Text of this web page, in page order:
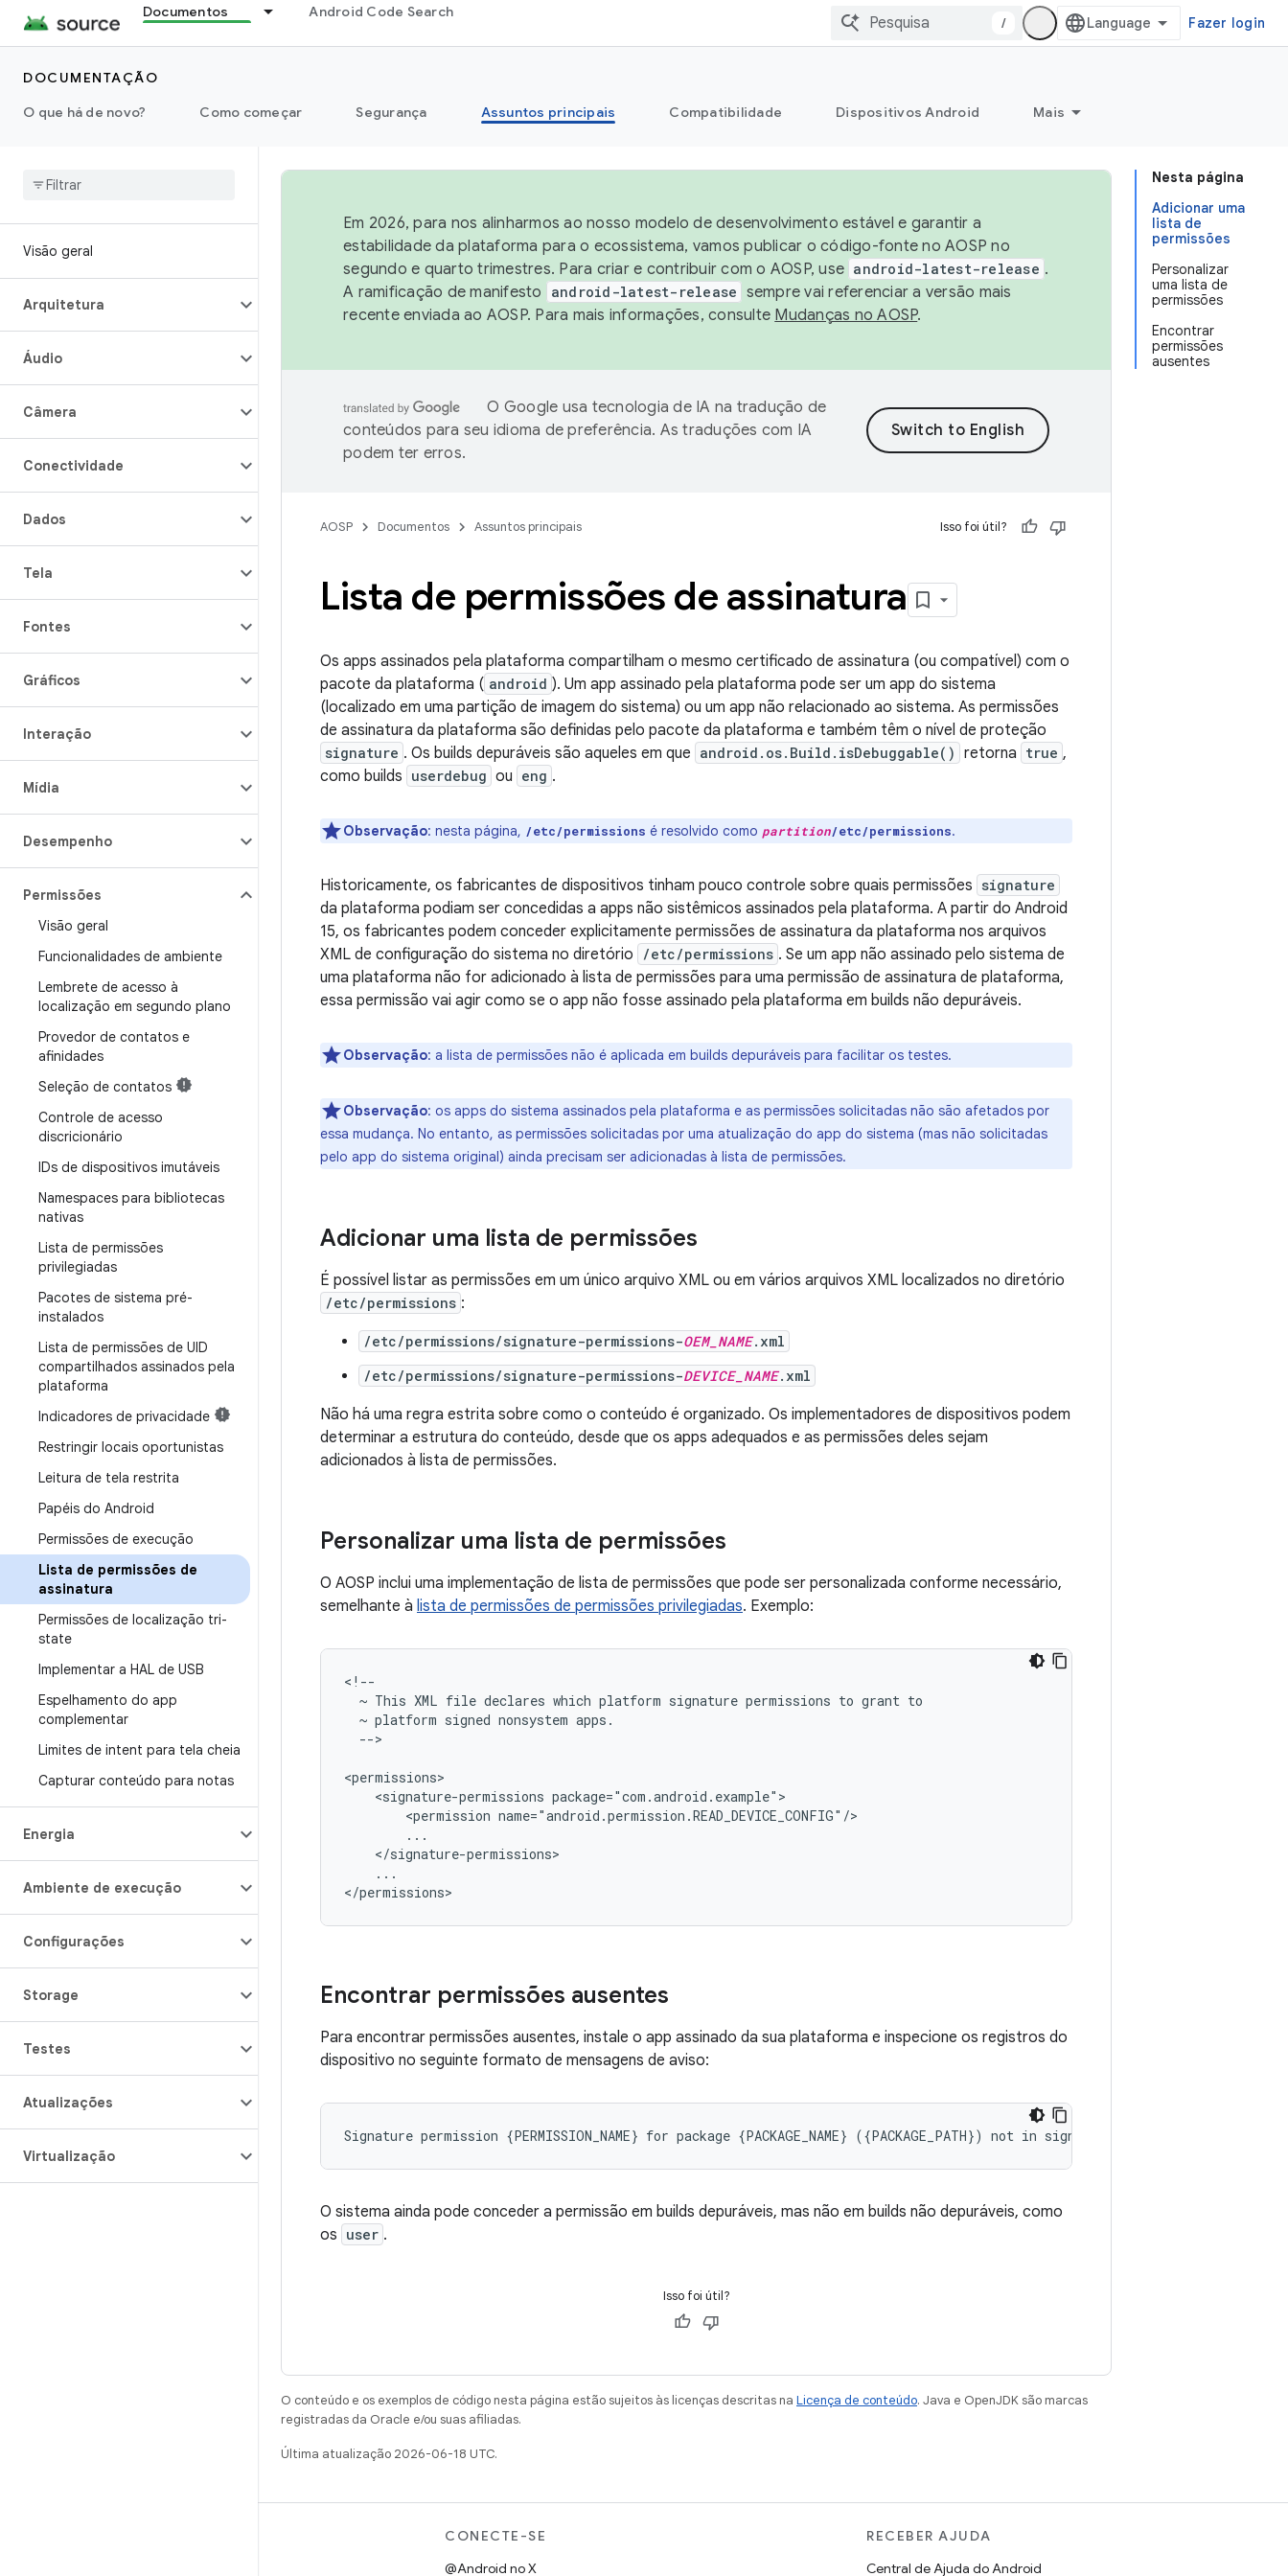
Documentos Android Code Search
/ Fazer login
DOCUMENTAÇÃO
O que há de novo?
Como começar Segurança Assuntos principais Compatibilidade Dispositivos Android Mais
Visão geral
Arquitetura
Áudio
Câmera
Conectividade
Dados
Tela
Fontes
Gráficos
Interação
Mídia
Desempenho
Permissões
Visão geral
Funcionalidades de ambiente
Lembrete de acesso à
localização em segundo plano
Provedor de contatos e
afinidades
Seleção de contatos
Controle de acesso
discricionário
IDs de dispositivos imutáveis
Namespaces para bibliotecas
nativas
Lista de permissões
privilegiadas
Pacotes de sistema pré-
instalados
Lista de permissões de UID
compartilhados assinados pela
plataforma
Indicadores de privacidade
Restringir locais oportunistas
Leitura de tela restrita
Papéis do Android
Permissões de execução
Lista de permissões de
assinatura
Permissões de localização tri-
state
Implementar a HAL de USB
Espelhamento do app
complementar
Limites de intent para tela cheia
Capturar conteúdo para notas
Energia
Ambiente de execução
Configurações
Storage
Testes
Atualizações
Virtualização
Nesta página
Adicionar uma
lista de
permissões
Personalizar
uma lista de
permissões
Encontrar
permissões
ausentes
Em 2026, para nos alinharmos ao nosso modelo de desenvolvimento estável e garantir a
estabilidade da plataforma para o ecossistema, vamos publicar o código-fonte no AOSP no
segundo e quarto trimestres. Para criar e contribuir com o AOSP, use android-latest-release .
A ramificação de manifesto
android-latest-release sempre vai referenciar a versão mais
recente enviada ao AOSP. Para mais informações, consulte Mudanças no AOSP.
O Google usa tecnologia de IA na tradução de
conteúdos para seu idioma de preferência. As traduções com IA
podem ter erros.
AOSP Documentos Assuntos principais Isso foi útil?
Lista de permissões de assinatura
Os apps assinados pela plataforma compartilham o mesmo certificado de assinatura (ou compatível) com o
pacote da plataforma ( android ). Um app assinado pela plataforma pode ser um app do sistema
(localizado em uma partição de imagem do sistema) ou um app não relacionado ao sistema. As permissões
de assinatura da plataforma são definidas pelo pacote da plataforma e também têm o nível de proteção
signature . Os builds depuráveis são aqueles em que android.os.Build.isDebuggable() retorna true ,
como builds userdebug ou eng .
Observação: nesta página, /etc/permissions é resolvido como partition/etc/permissions.
Historicamente, os fabricantes de dispositivos tinham pouco controle sobre quais permissões signature
da plataforma podiam ser concedidas a apps não sistêmicos assinados pela plataforma. A partir do Android
15, os fabricantes podem conceder explicitamente permissões de assinatura da plataforma nos arquivos
XML de configuração do sistema no diretório
/etc/permissions . Se um app não assinado pelo sistema de
uma plataforma não for adicionado à lista de permissões para uma permissão de assinatura de plataforma,
essa permissão vai agir como se o app não fosse assinado pela plataforma em builds não depuráveis.
Observação: a lista de permissões não é aplicada em builds depuráveis para facilitar os testes.
Observação: os apps do sistema assinados pela plataforma e as permissões solicitadas não são afetados por
essa mudança. No entanto, as permissões solicitadas por uma atualização do app do sistema (mas não solicitadas
pelo app do sistema original) ainda precisam ser adicionadas à lista de permissões.
Adicionar uma lista de permissões
É possível listar as permissões em um único arquivo XML ou em vários arquivos XML localizados no diretório
/etc/permissions :
/etc/permissions/signature-permissions-OEM_NAME.xml
/etc/permissions/signature-permissions-DEVICE_NAME.xml
Não há uma regra estrita sobre como o conteúdo é organizado. Os implementadores de dispositivos podem
determinar a estrutura do conteúdo, desde que os apps adequados e as permissões deles sejam
adicionados à lista de permissões.
Personalizar uma lista de permissões
O AOSP inclui uma implementação de lista de permissões que pode ser personalizada conforme necessário,
semelhante à lista de permissões de permissões privilegiadas. Exemplo:
~ This XML file declares which platform signature permissions to grant
~ platform signed nonsystem
-->
<signature-permissions
<permission
...
Encontrar permissões ausentes
Para encontrar permissões ausentes, instale o app assinado da sua plataforma e inspecione os registros do
dispositivo no seguinte formato de mensagens de aviso:
O sistema ainda pode conceder a permissão em builds depuráveis, mas não em builds não depuráveis, como
os user .
Isso foi útil?
O conteúdo e os exemplos de código nesta página estão sujeitos às licenças descritas na Licença de conteúdo. Java e OpenJDK são marcas
registradas da Oracle e/ou suas afiliadas.
Última atualização 2026-06-18 UTC.
CONECTE-SE
@Android no X
RECEBER AJUDA
Central de Ajuda do Android